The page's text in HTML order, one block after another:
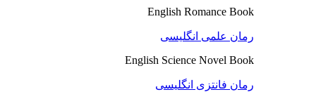
English Romance Book
رمان علمی انگلیسی
English Science Novel Book
رمان فانتزی انگلیسی